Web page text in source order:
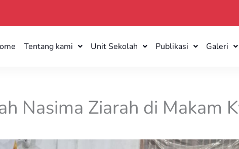
Tentang kami Unit Sekolah Publikasi Galeri
Nasima Ziarah di Makam